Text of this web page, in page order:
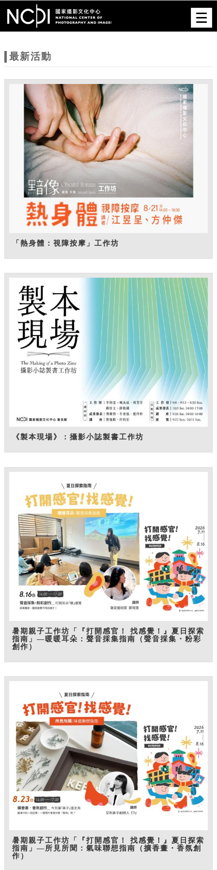
站
主
跳到主要內容
最新活動
「熱身體：視障按摩」工作坊
《製本現場》：攝影小誌製書工作坊
暑期親子工作坊「『打開感官！ 找感覺！』夏日探索
指南」—暖暖耳朵：聲音採集指南（聲音採集・粉彩
創作）
暑期親子工作坊「『打開感官！ 找感覺！』夏日探索
指南」—所見所聞：氣味聯想指南（擴香畫・香氛創
作）